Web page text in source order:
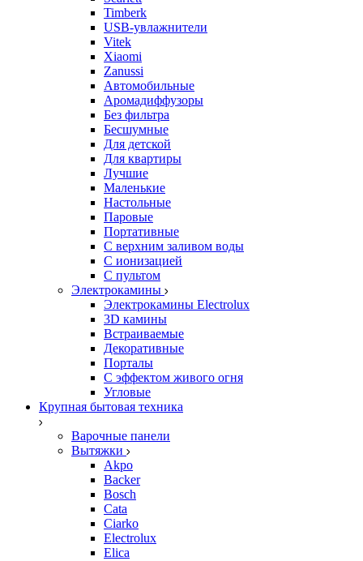
Timberk
USB-увлажнители
Vitek
Xiaomi
Zanussi
Автомобильные
Аромадиффузоры
Без фильтра
Бесшумные
Для детской
Для квартиры
Лучшие
Маленькие
Настольные
Паровые
Портативные
С верхним заливом воды
С ионизацией
С пультом
Электрокамины
Электрокамины Electrolux
3D камины
Встраиваемые
Декоративные
Порталы
С эффектом живого огня
Угловые
Крупная бытовая техника
Варочные панели
Вытяжки
Akpo
Backer
Bosch
Cata
Ciarko
Electrolux
Elica